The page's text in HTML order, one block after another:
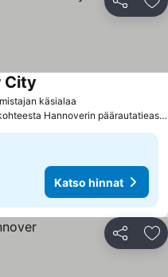
Jaa
käsialaa
City
0.3 km kohteesta Hannoverin päärautatieasema
Katso hinnat
Jaa